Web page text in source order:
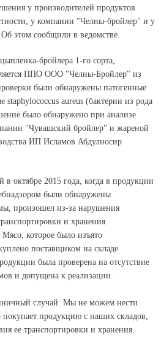
у производителей продуктов
у компании "Челны-бройлер" и у
этом сообщили в ведомстве.
бройлера 1-го сорта,
ППО ООО "Челны-Бройлер" из
были обнаружены патогенные
aureus (бактерии из рода
было обнаружено при анализе
"Чувашский бройлер" и жареной
ИП Исламов Абдулносир
октябре 2015 года, когда в продукции
были обнаружены
произошел из-за нарушения
и хранения
которое было изъято
поставщиком на складе
была проверена на отсутствие
и допущена к реализации.
случай. Мы не можем нести
покупает продукцию с наших складов,
ее транспортировки и хранения.